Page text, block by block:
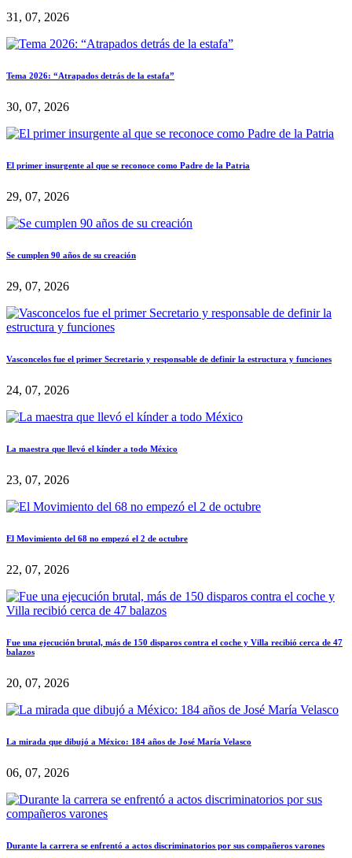
31, 07, 2026
Tema 2026: “Atrapados detrás de la estafa”
30, 07, 2026
El primer insurgente al que se reconoce como Padre de la Patria
29, 07, 2026
Se cumplen 90 años de su creación
29, 07, 2026
Vasconcelos fue el primer Secretario y responsable de definir la estructura y funciones
24, 07, 2026
La maestra que llevó el kínder a todo México
23, 07, 2026
El Movimiento del 68 no empezó el 2 de octubre
22, 07, 2026
Fue una ejecución brutal, más de 150 disparos contra el coche y Villa recibió cerca de 47
balazos
20, 07, 2026
La mirada que dibujó a México: 184 años de José María Velasco
06, 07, 2026
Durante la carrera se enfrentó a actos discriminatorios por sus compañeros varones